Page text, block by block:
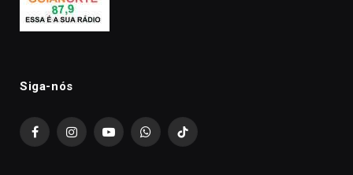
Siga-nós
FacebookInstagramYouTubeWhatsAppTikTok